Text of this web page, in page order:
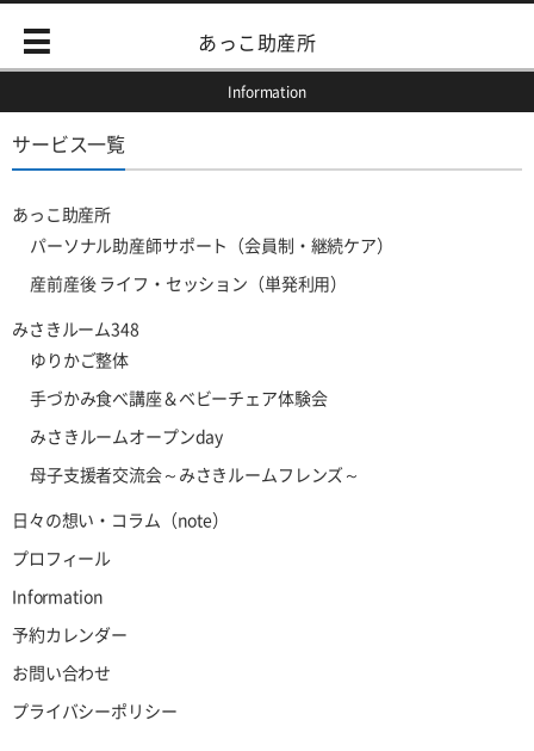
あっこ助産所
Information
サービス一覧
あっこ助産所
パーソナル助産師サポート（会員制・継続ケア）
産前産後 ライフ・セッション（単発利用）
みさきルーム348
ゆりかご整体
手づかみ食べ講座＆ベビーチェア体験会
みさきルームオープンday
母子支援者交流会～みさきルームフレンズ～
日々の想い・コラム（note）
プロフィール
Information
予約カレンダー
お問い合わせ
プライバシーポリシー